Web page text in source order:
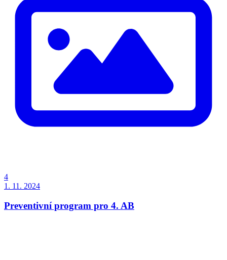
4
1. 11. 2024
Preventivní program pro 4. AB